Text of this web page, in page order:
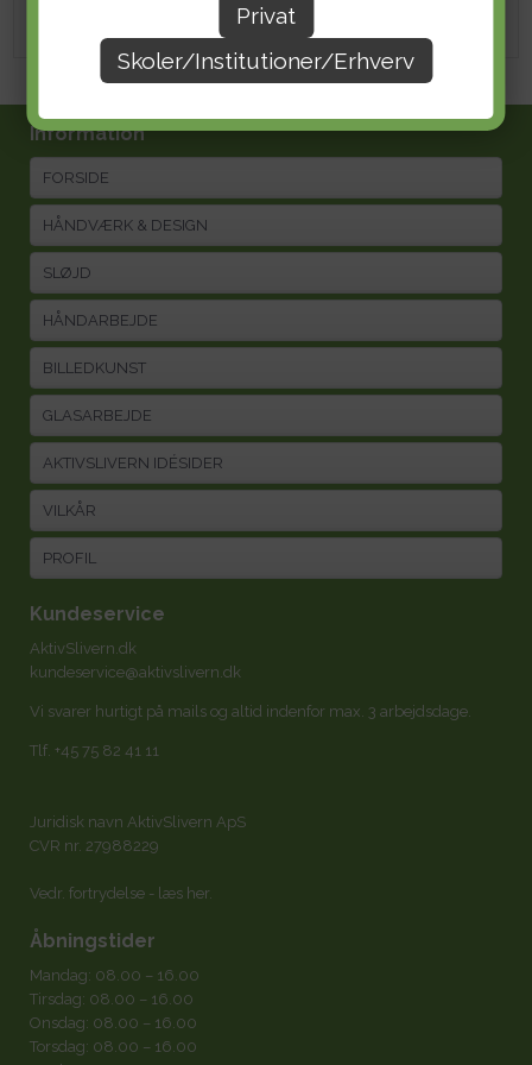
Privat
Skoler/Institutioner/Erhverv
Information
FORSIDE
HÅNDVÆRK & DESIGN
SLØJD
HÅNDARBEJDE
BILLEDKUNST
GLASARBEJDE
AKTIVSLIVERN IDÉSIDER
VILKÅR
PROFIL
Kundeservice
AktivSlivern.dk
kundeservice@aktivslivern.dk
Vi svarer hurtigt på mails og altid indenfor max. 3 arbejdsdage.
Tlf. +45 75 82 41 11
Juridisk navn AktivSlivern ApS
CVR nr. 27988229
Vedr. fortrydelse - læs her
Åbningstider
Mandag: 08.00 – 16.00
Tirsdag: 08.00 – 16.00
Onsdag: 08.00 – 16.00
Torsdag: 08.00 – 16.00